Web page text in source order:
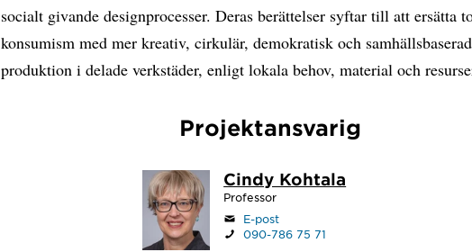
socialt givande designprocesser. Deras berättelser syftar till att ersätta
konsumism med mer kreativ, cirkulär, demokratisk och samhällsbaserad
produktion i delade verkstäder, enligt lokala behov, material och
Projektansvarig
Cindy Kohtala
Professor
E-post
090-786 75 71